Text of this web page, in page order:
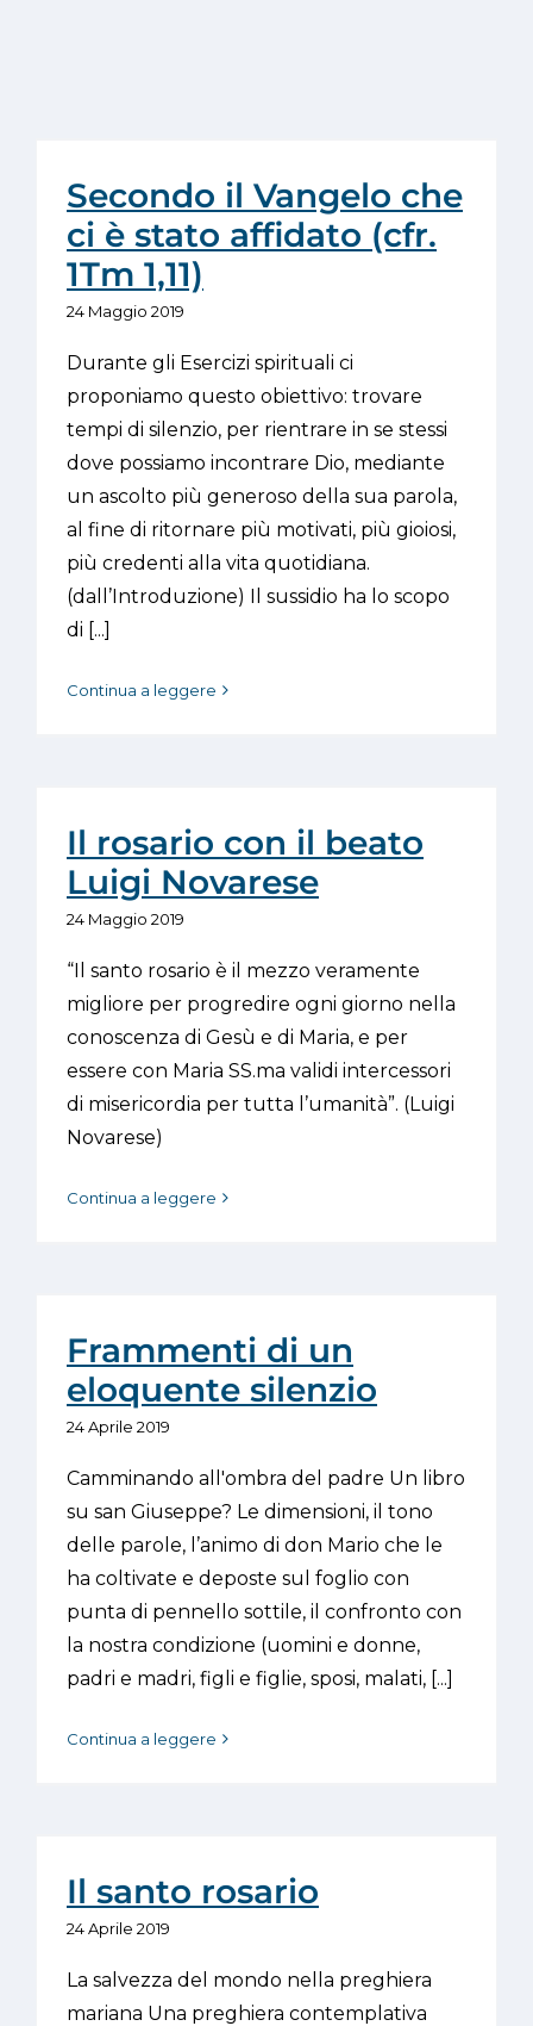
Secondo il Vangelo che
ci è stato affidato (cfr.
1Tm 1,11)
24 Maggio 2019
Durante gli Esercizi spirituali ci
proponiamo questo obiettivo: trovare
tempi di silenzio, per rientrare in se stessi
dove possiamo incontrare Dio, mediante
un ascolto più generoso della sua parola,
al fine di ritornare più motivati, più gioiosi,
più credenti alla vita quotidiana.
(dall’Introduzione) Il sussidio ha lo scopo
di [...]
Continua a leggere
Il rosario con il beato
Luigi Novarese
24 Maggio 2019
“Il santo rosario è il mezzo veramente
migliore per progredire ogni giorno nella
conoscenza di Gesù e di Maria, e per
essere con Maria SS.ma validi intercessori
di misericordia per tutta l’umanità”. (Luigi
Novarese)
Continua a leggere
Frammenti di un
eloquente silenzio
24 Aprile 2019
Camminando all'ombra del padre Un libro
su san Giuseppe? Le dimensioni, il tono
delle parole, l’animo di don Mario che le
ha coltivate e deposte sul foglio con
punta di pennello sottile, il confronto con
la nostra condizione (uomini e donne,
padri e madri, figli e figlie, sposi, malati, [...]
Continua a leggere
Il santo rosario
24 Aprile 2019
La salvezza del mondo nella preghiera
mariana Una preghiera contemplativa